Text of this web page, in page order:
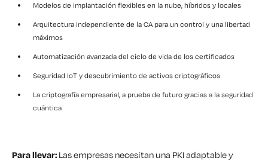
Modelos de implantación flexibles en la nube, híbridos y locales
Arquitectura independiente de la CA para un control y una libertad
máximos
Automatización avanzada del ciclo de vida de los certificados
Seguridad IoT y descubrimiento de activos criptográficos
La criptografía empresarial, a prueba de futuro gracias a la seguridad
cuántica
Para llevar: Las empresas necesitan una PKI adaptable y